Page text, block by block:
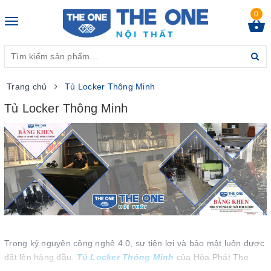
Toggle
0
Trang chủ Tủ Locker Thông Minh
Tủ Locker Thông Minh
Trong kỷ nguyên công nghệ 4.0, sự tiện lợi và bảo mật luôn được
đặt lên hàng đầu. Tủ Locker Thông Minh của Hòa Phát The